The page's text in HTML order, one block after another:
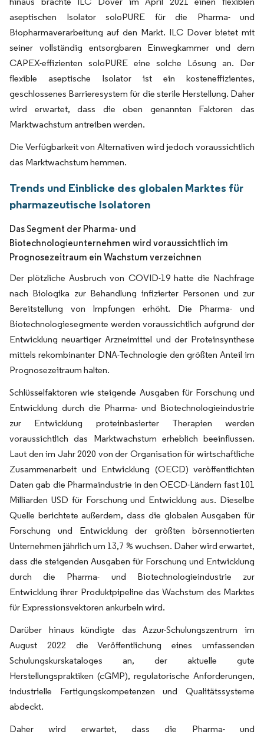
aseptischen Isolator soloPURE für die Pharma- und
Biopharmaverarbeitung auf den Markt. ILC Dover bietet mit
seiner vollständig entsorgbaren Einwegkammer und dem
CAPEX-effizienten soloPURE eine solche Lösung an. Der
flexible aseptische Isolator ist ein kosteneffizientes,
geschlossenes Barrieresystem für die sterile Herstellung. Daher
wird erwartet, dass die oben genannten Faktoren das
Marktwachstum antreiben werden.
Die Verfügbarkeit von Alternativen wird jedoch voraussichtlich
das Marktwachstum hemmen.
Trends und Einblicke des globalen Marktes für
pharmazeutische Isolatoren
Das Segment der Pharma- und
Biotechnologieunternehmen wird voraussichtlich im
Prognosezeitraum ein Wachstum verzeichnen
Der plötzliche Ausbruch von COVID-19 hatte die Nachfrage
nach Biologika zur Behandlung infizierter Personen und zur
Bereitstellung von Impfungen erhöht. Die Pharma- und
Biotechnologiesegmente werden voraussichtlich aufgrund der
Entwicklung neuartiger Arzneimittel und der Proteinsynthese
mittels rekombinanter DNA-Technologie den größten Anteil im
Prognosezeitraum halten.
Schlüsselfaktoren wie steigende Ausgaben für Forschung und
Entwicklung durch die Pharma- und Biotechnologieindustrie
zur Entwicklung proteinbasierter Therapien werden
voraussichtlich das Marktwachstum erheblich beeinflussen.
Laut den im Jahr 2020 von der Organisation für wirtschaftliche
Zusammenarbeit und Entwicklung (OECD) veröffentlichten
Daten gab die Pharmaindustrie in den OECD-Ländern fast 101
Milliarden USD für Forschung und Entwicklung aus. Dieselbe
Quelle berichtete außerdem, dass die globalen Ausgaben für
Forschung und Entwicklung der größten börsennotierten
Unternehmen jährlich um 13,7 % wuchsen. Daher wird erwartet,
dass die steigenden Ausgaben für Forschung und Entwicklung
durch die Pharma- und Biotechnologieindustrie zur
Entwicklung ihrer Produktpipeline das Wachstum des Marktes
für Expressionsvektoren ankurbeln wird.
Darüber hinaus kündigte das Azzur-Schulungszentrum im
August 2022 die Veröffentlichung eines umfassenden
Schulungskurskataloges an, der aktuelle gute
Herstellungspraktiken (cGMP), regulatorische Anforderungen,
industrielle Fertigungskompetenzen und Qualitätssysteme
abdeckt.
Daher wird erwartet, dass die Pharma- und